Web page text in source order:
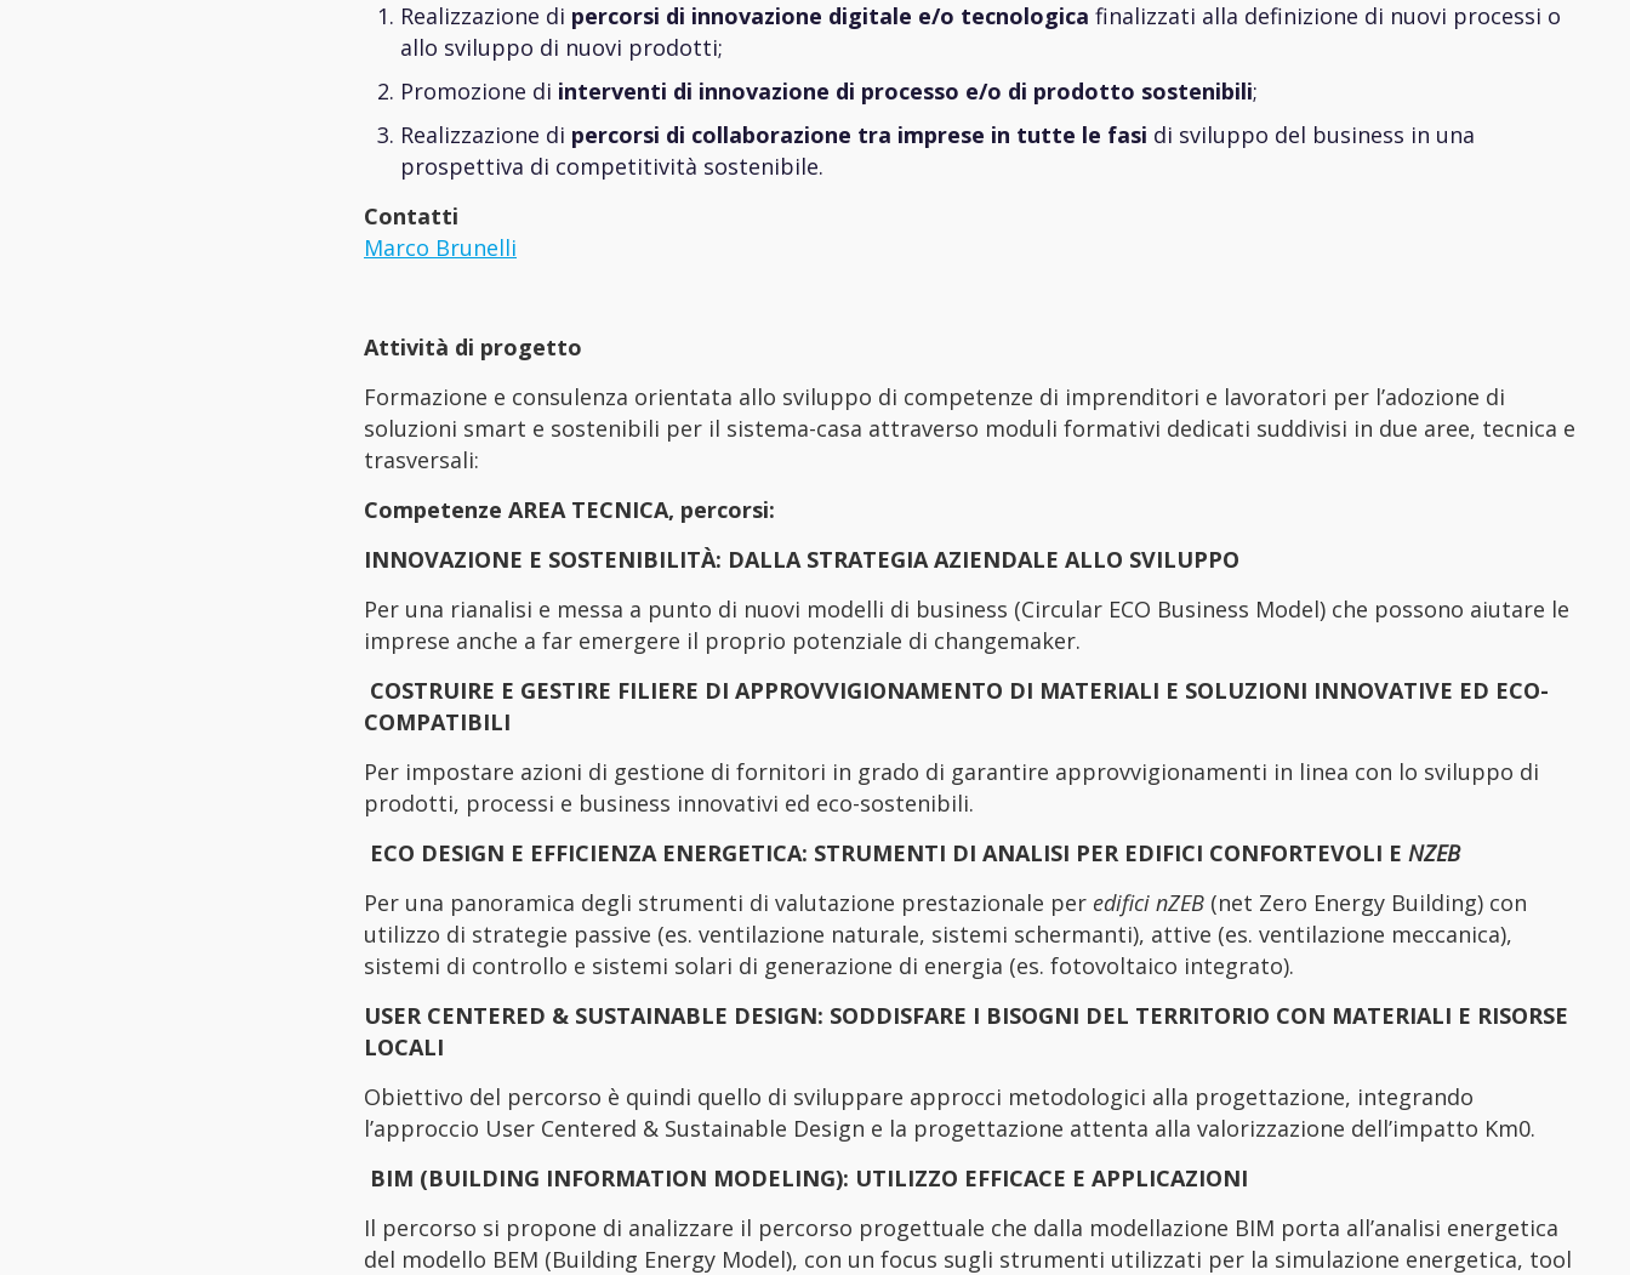
Realizzazione di percorsi di innovazione digitale e/o tecnologica finalizzati alla definizione di nuovi processi o
allo sviluppo di nuovi prodotti;
Promozione di interventi di innovazione di processo e/o di prodotto sostenibili;
Realizzazione di percorsi di collaborazione tra imprese in tutte le fasi di sviluppo del business in una
prospettiva di competitività sostenibile.
Contatti
Marco Brunelli
Attività di progetto
Formazione e consulenza orientata allo sviluppo di competenze di imprenditori e lavoratori per l’adozione di
soluzioni smart e sostenibili per il sistema-casa attraverso moduli formativi dedicati suddivisi in due aree, tecnica e
trasversali:
Competenze AREA TECNICA, percorsi:
INNOVAZIONE E SOSTENIBILITÀ: DALLA STRATEGIA AZIENDALE ALLO SVILUPPO
Per una rianalisi e messa a punto di nuovi modelli di business (Circular ECO Business Model) che possono aiutare le
imprese anche a far emergere il proprio potenziale di changemaker.
COSTRUIRE E GESTIRE FILIERE DI APPROVVIGIONAMENTO DI MATERIALI E SOLUZIONI INNOVATIVE ED ECO-
COMPATIBILI
Per impostare azioni di gestione di fornitori in grado di garantire approvvigionamenti in linea con lo sviluppo di
prodotti, processi e business innovativi ed eco-sostenibili.
ECO DESIGN E EFFICIENZA ENERGETICA: STRUMENTI DI ANALISI PER EDIFICI CONFORTEVOLI E NZEB
Per una panoramica degli strumenti di valutazione prestazionale per edifici nZEB (net Zero Energy Building) con
utilizzo di strategie passive (es. ventilazione naturale, sistemi schermanti), attive (es. ventilazione meccanica),
sistemi di controllo e sistemi solari di generazione di energia (es. fotovoltaico integrato).
USER CENTERED & SUSTAINABLE DESIGN: SODDISFARE I BISOGNI DEL TERRITORIO CON MATERIALI E RISORSE
LOCALI
Obiettivo del percorso è quindi quello di sviluppare approcci metodologici alla progettazione, integrando
l’approccio User Centered & Sustainable Design e la progettazione attenta alla valorizzazione dell’impatto Km0.
BIM (BUILDING INFORMATION MODELING): UTILIZZO EFFICACE E APPLICAZIONI
Il percorso si propone di analizzare il percorso progettuale che dalla modellazione BIM porta all’analisi energetica
del modello BEM (Building Energy Model), con un focus sugli strumenti utilizzati per la simulazione energetica, tool